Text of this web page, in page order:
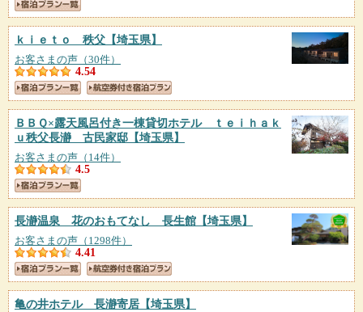
ｋｉｅｔｏ 秩父 【埼玉県】
お客さまの声（30件）
4.54
ＢＢＱ×露天風呂付き一棟貸切ホテル ｔｅｉｈａｋ
ｕ秩父長瀞 古民家邸 【埼玉県】
お客さまの声（14件）
4.5
長瀞温泉 花のおもてなし 長生館 【埼玉県】
お客さまの声（1298件）
4.41
亀の井ホテル 長瀞寄居 【埼玉県】